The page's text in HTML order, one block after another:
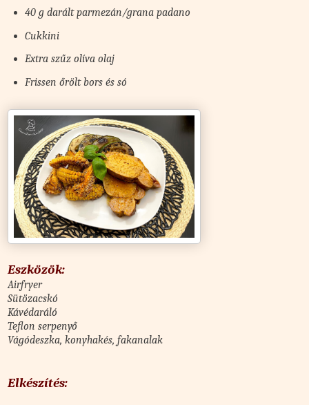
40 g darált parmezán/grana padano
Cukkini
Extra szűz olíva olaj
Frissen őrölt bors és só
Eszközök:
Airfryer
Sütözacskó
Kávédaráló
Teflon serpenyő
Vágódeszka, konyhakés, fakanalak
Elkészítés: